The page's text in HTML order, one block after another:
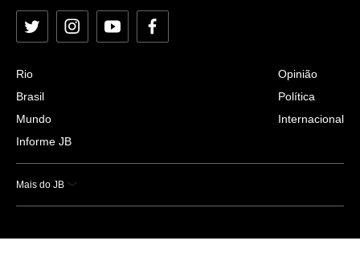
Twitter InstagramYouTubeFacebook
Rio
Brasil
Mundo
Informe JB
Opinião
Política
Internacional
Mais do JB
Esportes